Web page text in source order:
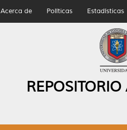
Acerca de Políticas Estadísticas